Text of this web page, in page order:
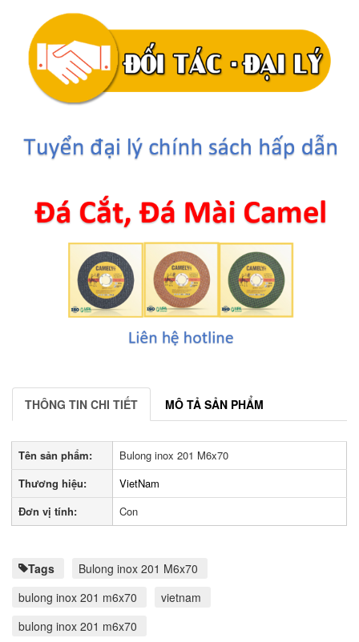
THÔNG TIN CHI TIẾT MÔ TẢ SẢN PHẨM
Tên sản phẩm:
Bulong inox 201 M6x70
Thương hiệu:
VietNam
Đơn vị tính:
Con
Tags
Bulong inox 201 M6x70
bulong inox 201 m6x70
vietnam
bulong inox 201 m6x70